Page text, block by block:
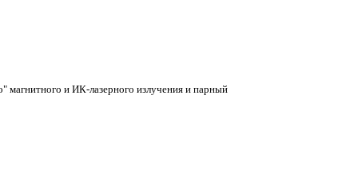
и ИК-лазерного излучения и парный